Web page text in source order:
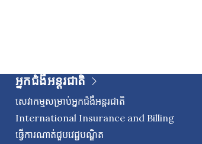
អ្នកជំងឺអន្តរជាតិ
សេវាកម្មសម្រាប់អ្នកជំងឺអន្តរជាតិ
International Insurance and Billing
ធ្វើការណាត់ជួបវេជ្ជបណ្ឌិត